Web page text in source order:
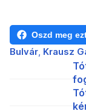
Oszd meg
Bulvár Krausz